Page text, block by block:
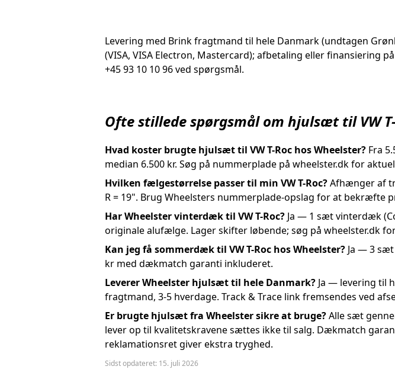
Levering med Brink fragtmand til hele Danmark (undtagen
(VISA, VISA Electron, Mastercard); afbetaling eller
+45 93 10 10 96 ved spørgsmål.
Ofte stillede spørgsmål om hjulsæt til VW
Hvad koster brugte hjulsæt til VW T-Roc hos Wheelster?Fra
median 6.500 kr. Søg på nummerplade på wheelster.dk for
Hvilken fælgestørrelse passer til min VW T-Roc?Afhænger af
R = 19". Brug Wheelsters nummerplade-opslag for at bekræfte
Har Wheelster vinterdæk til VW T-Roc?Ja — 1 sæt vinterdæk
originale alufælge. Lager skifter løbende; søg på wheelster.dk
Kan jeg få sommerdæk til VW T-Roc hos Wheelster?Ja — 3 sæt
kr med dækmatch garanti inkluderet.
Leverer Wheelster hjulsæt til hele Danmark?Ja — levering til
fragtmand, 3-5 hverdage. Track & Trace link fremsendes ved
Er brugte hjulsæt fra Wheelster sikre at bruge?Alle sæt
lever op til kvalitetskravene sættes ikke til salg. Dækmatch
reklamationsret giver ekstra tryghed.
Sidst opdateret: 15. juli 2026